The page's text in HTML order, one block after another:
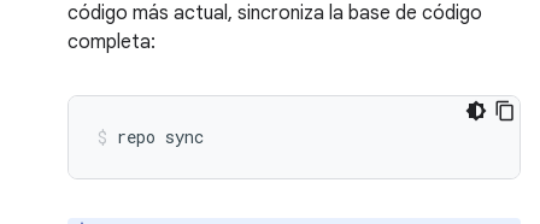
código más actual, sincroniza la base de código
completa:
repo sync